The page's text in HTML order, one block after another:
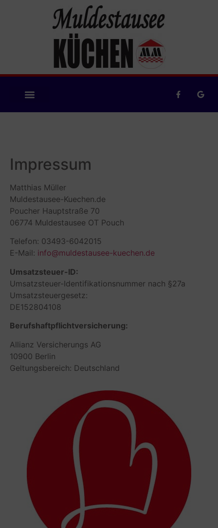
Impressum
Matthias Müller
Muldestausee-Kuechen.de
Poucher Hauptstraße 70
06774 Muldestausee OT Pouch
Telefon: 03493-6042015
E-Mail: info@muldestausee-kuechen.de
Umsatzsteuer-ID:
Umsatzsteuer-Identifikationsnummer nach §27a
Umsatzsteuergesetz:
DE152804108
Berufshaftpflichtversicherung:
Allianz Versicherungs AG
10900 Berlin
Geltungsbereich: Deutschland